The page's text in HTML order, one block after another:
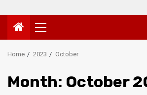
Home 2023 October
Month: October